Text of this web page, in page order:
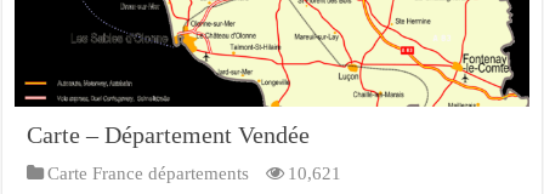
Carte – Département Vendée
Carte France départements 10,621